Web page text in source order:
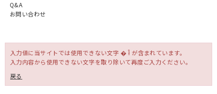
Q&A
お問い合わせ
入力値に当サイトでは使用できない文字 � ł̐ が含まれています。
入力内容から使用できない文字を取り除いて再度ご入力ください。
戻る